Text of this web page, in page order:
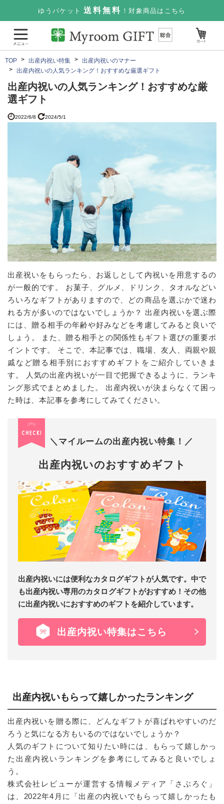
ゆうパケット 送料無料 ！対象商品はこちら
TOP 出産内祝い特集
出産内祝いのマナー
出産内祝いの人気ランキング！おすすめな厳選ギフト
出産内祝いの人気ランキング！おすすめな厳
選ギフト
2022/6/8 2024/5/1
出産祝いをもらったら、お返しとして内祝いを用意するの
が一般的です。 お菓子、グルメ、ドリンク、タオルなどい
ろいろなギフトがありますので、どの商品を選ぶかで迷わ
れる方が多いのではないでしょうか？ 出産内祝いを選ぶ際
には、贈る相手の年齢や好みなどを考慮してみると良いで
しょう。 また、贈る相手との関係性もギフト選びの重要ポ
イントです。 そこで、本記事では、職場、友人、両親や親
戚など贈る相手別におすすめギフトをご紹介していきま
す。 人気の出産内祝いが一目で把握できるように、ランキ
ング形式でまとめました。 出産内祝いが決まらなくて困っ
た時は、本記事を参考にしてみてください。
＼マイルームの出産内祝い特集！／
出産内祝いのおすすめギフト
出産内祝いには便利なカタログギフトが人気です。中で
も出産内祝い専用のカタログギフトがおすすめ！その他
に出産内祝いにおすすめのギフトを紹介しています。
出産内祝い特集はこちら
出産内祝いもらって嬉しかったランキング
出産内祝いを贈る際に、どんなギフトが喜ばれやすいのだ
ろうと気になる方もいるのではないでしょうか？
人気のギフトについて知りたい時には、もらって嬉しかっ
た出産内祝いランキングを参考にしてみると良いでしょ
う。
株式会社レビューが運営する情報メディア「さぶろぐ」
は、2022年4月に「出産の内祝いでもらって嬉しかったも